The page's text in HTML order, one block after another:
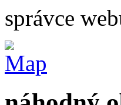
správce